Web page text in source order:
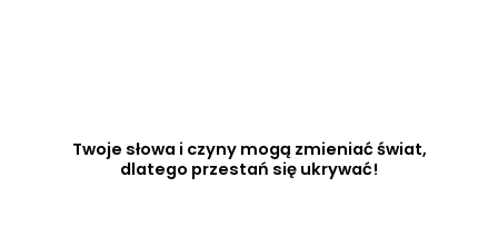
Twoje słowa i czyny mogą zmieniać świat,
dlatego przestań się ukrywać!